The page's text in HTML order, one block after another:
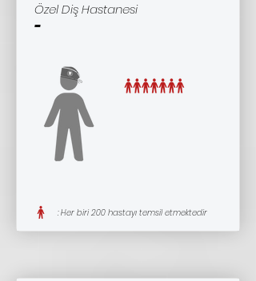
Özel Diş Hastanesi
-
: Her biri 200 hastayı temsil etmektedir